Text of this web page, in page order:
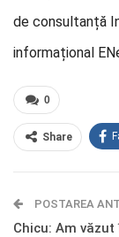
de consultanță
informațional
0
Share
Telegram
POSTAREA
Chicu: Am văzut